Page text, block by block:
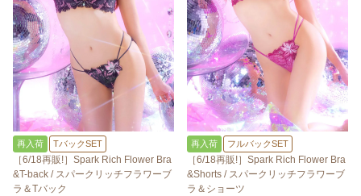
再入荷 TバックSET
［6/18再販!］Spark Rich Flower Bra
&T-back / スパークリッチフラワーブ
ラ＆Tバック
再入荷 フルバックSET
［6/18再販!］Spark Rich Flower Bra
&Shorts / スパークリッチフラワーブ
ラ＆ショーツ